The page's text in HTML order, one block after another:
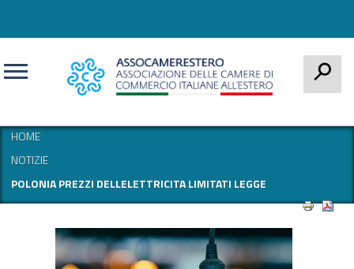
HOME
NOTIZIE
POLONIA PREZZI DELLELETTRICITA LIMITATI LEGGE